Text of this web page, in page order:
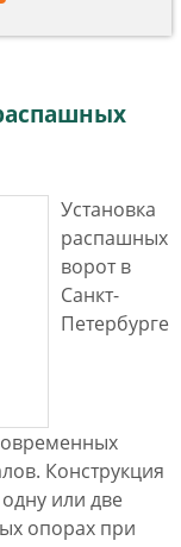
Установка
распашных
ворот в
Санкт-
Петербурге
Конструкция
или две
опорах при